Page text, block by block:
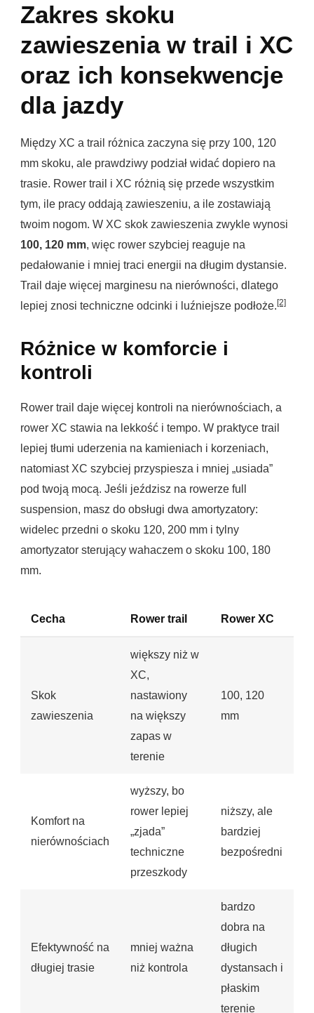
Zakres skoku
zawieszenia w trail i XC
oraz ich konsekwencje
dla jazdy
Między XC a trail różnica zaczyna się przy 100, 120
mm skoku, ale prawdziwy podział widać dopiero na
trasie. Rower trail i XC różnią się przede wszystkim
tym, ile pracy oddają zawieszeniu, a ile zostawiają
twoim nogom. W XC skok zawieszenia zwykle wynosi
100, 120 mm, więc rower szybciej reaguje na
pedałowanie i mniej traci energii na długim dystansie.
Trail daje więcej marginesu na nierówności, dlatego
lepiej znosi techniczne odcinki i luźniejsze podłoże. [2]
Różnice w komforcie i
kontroli
Rower trail daje więcej kontroli na nierównościach, a
rower XC stawia na lekkość i tempo. W praktyce trail
lepiej tłumi uderzenia na kamieniach i korzeniach,
natomiast XC szybciej przyspiesza i mniej „usiada”
pod twoją mocą. Jeśli jeździsz na rowerze full
suspension, masz do obsługi dwa amortyzatory:
widelec przedni o skoku 120, 200 mm i tylny
amortyzator sterujący wahaczem o skoku 100, 180
mm.
Cecha Rower trail Rower XC
Skok
zawieszenia
większy niż w
XC,
nastawiony
na większy
zapas w
terenie
100, 120
mm
Komfort na
nierównościach
wyższy, bo
rower lepiej
„zjada”
techniczne
przeszkody
niższy, ale
bardziej
bezpośredni
Efektywność na
długiej trasie
mniej ważna
niż kontrola
bardzo
dobra na
długich
dystansach i
płaskim
terenie